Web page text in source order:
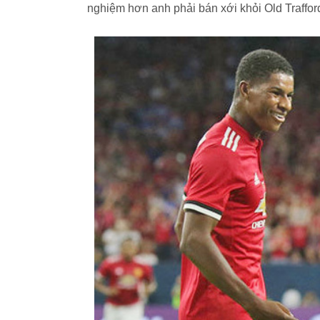
nghiệm hơn anh phải bán xới khỏi Old